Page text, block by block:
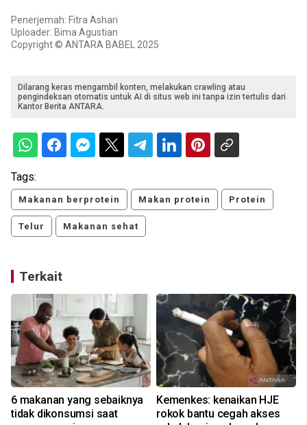
Penerjemah: Fitra Ashari
Uploader: Bima Agustian
Copyright © ANTARA BABEL 2025
Dilarang keras mengambil konten, melakukan crawling atau
pengindeksan otomatis untuk AI di situs web ini tanpa izin tertulis dari
Kantor Berita ANTARA.
Tags:
Makanan berprotein Makan protein Protein
Telur Makanan sehat
Terkait
6 makanan yang sebaiknya
tidak dikonsumsi saat
Kemenkes: kenaikan HJE
rokok bantu cegah akses